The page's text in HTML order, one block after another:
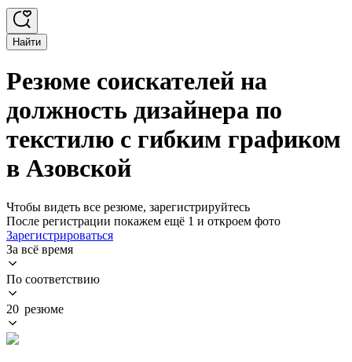
Найти
Резюме соискателей на
должность дизайнера по
текстилю с гибким графиком
в Азовской
Чтобы видеть все резюме, зарегистрируйтесь
После регистрации покажем ещё 1 и откроем фото
Зарегистрироваться
За всё время
По соответствию
20 резюме